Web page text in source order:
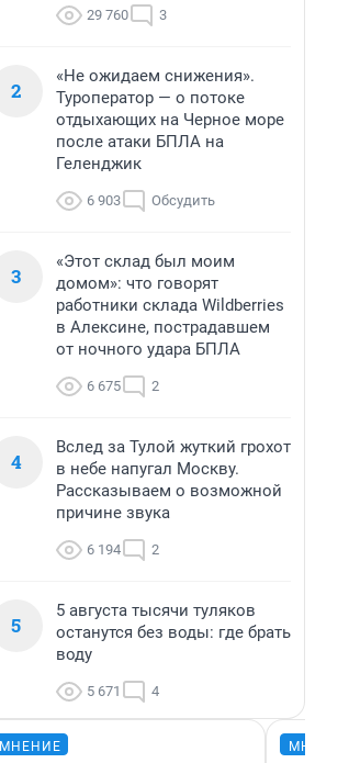
29 760 3
2
«Не ожидаем снижения».
Туроператор — о потоке
отдыхающих на Черное море
после атаки БПЛА на
Геленджик
6 903 Обсудить
3
«Этот склад был моим
домом»: что говорят
работники склада Wildberries
в Алексине, пострадавшем
от ночного удара БПЛА
6 675 2
4
Вслед за Тулой жуткий грохот
в небе напугал Москву.
Рассказываем о возможной
причине звука
6 194 2
5
5 августа тысячи туляков
останутся без воды: где брать
воду
5 671 4
МНЕНИЕ